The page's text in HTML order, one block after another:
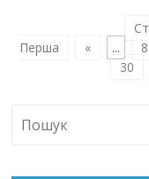
Перша
« ... 8
30